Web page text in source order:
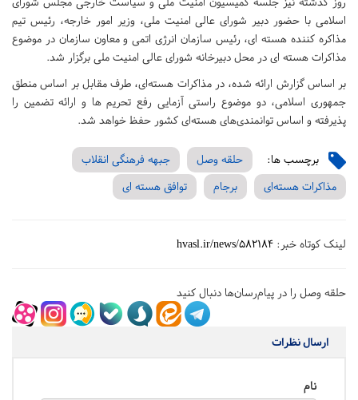
اسلامی با حضور دبیر شورای عالی امنیت ملی، وزیر امور خارجه، رئیس تیم
مذاکره کننده هسته ای، رئیس سازمان انرژی اتمی و معاون سازمان در موضوع
مذاکرات هسته ای در محل دبیرخانه شورای عالی امنیت ملی برگزار شد.
بر اساس گزارش ارائه شده، در مذاکرات هسته‌ای، طرف مقابل بر اساس منطق
جمهوری اسلامی، دو موضوع راستی آزمایی رفع تحریم ها و ارائه تضمین را
پذیرفته و اساس توانمندی‌های هسته‌ای کشور حفظ خواهد شد.
برچسب ها: حلقه وصل
جبهه فرهنگی انقلاب
مذاکرات هسته‌ای
برجام توافق هسته ای
لینک کوتاه خبر: hvasl.ir/news/582184
حلقه وصل را در پیام‌رسان‌ها دنبال کنید
ارسال نظرات
نام